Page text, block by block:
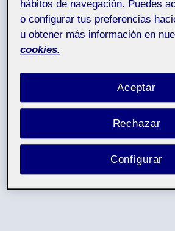
hábitos de navegación. Puedes
o configurar tus preferencias
u obtener más información en
cookies.
Rechazar
Aceptar
Configurar